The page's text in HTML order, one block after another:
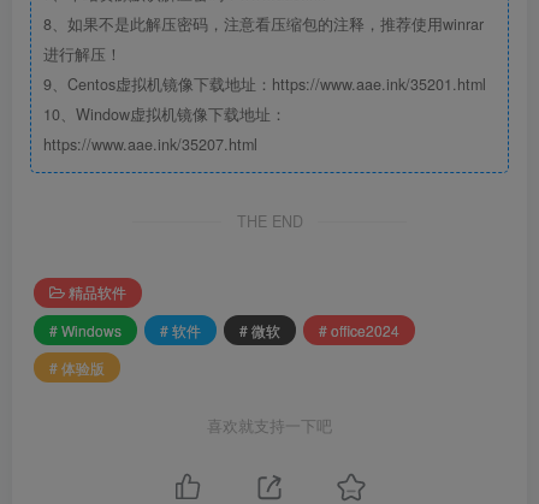
8、如果不是此解压密码，注意看压缩包的注释，推荐使用winrar
进行解压！
9、Centos虚拟机镜像下载地址：https://www.aae.ink/35201.html
10、Window虚拟机镜像下载地址：
https://www.aae.ink/35207.html
THE END
精品软件
# Windows
# 软件 # 微软
# office2024
# 体验版
喜欢就支持一下吧